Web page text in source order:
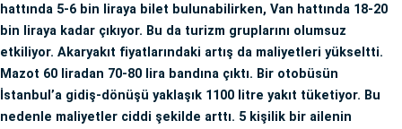
hattında 5-6 bin liraya bilet bulunabilirken, Van hattında 18-20
bin liraya kadar çıkıyor. Bu da turizm gruplarını olumsuz
etkiliyor. Akaryakıt fiyatlarındaki artış da maliyetleri yükseltti.
Mazot 60 liradan 70-80 lira bandına çıktı. Bir otobüsün
İstanbul’a gidiş-dönüşü yaklaşık 1100 litre yakıt tüketiyor. Bu
nedenle maliyetler ciddi şekilde arttı. 5 kişilik bir ailenin